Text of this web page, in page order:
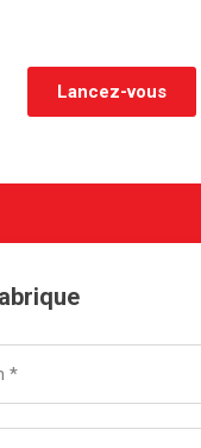
Lancez-vous